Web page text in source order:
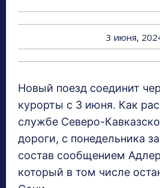
3 июня,
Новый поезд соединит
курорты с 3 июня. Как
службе Северо-
дороги, с понедельника
состав сообщением
который в том числе